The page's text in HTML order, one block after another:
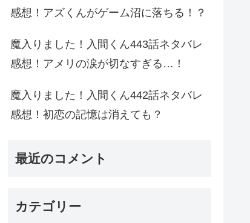
感想！アズくんがゲーム沼に落ちる！？
魔入りました！入間くん443話ネタバレ
感想！アメリの涙が切なすぎる…！
魔入りました！入間くん442話ネタバレ
感想！初恋の記憶は消えても？
最近のコメント
カテゴリー